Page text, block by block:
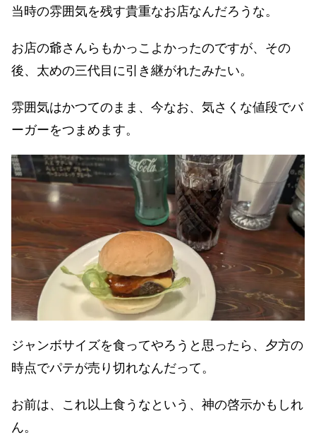
当時の雰囲気を残す貴重なお店なんだろうな。
お店の爺さんらもかっこよかったのですが、その
後、太めの三代目に引き継がれたみたい。
雰囲気はかつてのまま、今なお、気さくな値段でバ
ーガーをつまめます。
ジャンボサイズを食ってやろうと思ったら、夕方の
時点でパテが売り切れなんだって。
お前は、これ以上食うなという、神の啓示かもしれ
ん。